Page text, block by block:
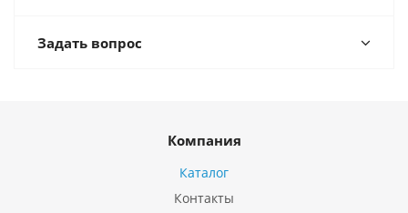
Задать вопрос
Компания
Каталог
Контакты